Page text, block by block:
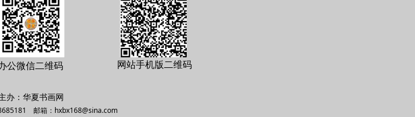
公微信二维码 网站手机版二维码
办：华夏书画网
邮箱：hxbx168@sina.com